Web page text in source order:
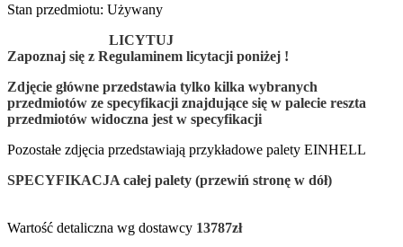
Stan przedmiotu: Używany
LICYTUJ
Zapoznaj się z Regulaminem licytacji poniżej !
Zdjęcie główne przedstawia tylko kilka wybranych
przedmiotów ze specyfikacji znajdujące się w palecie reszta
przedmiotów widoczna jest w specyfikacji
Pozostałe zdjęcia przedstawiają przykładowe palety EINHELL
SPECYFIKACJA całej palety (przewiń stronę w dół)
Wartość detaliczna wg dostawcy 13787zł